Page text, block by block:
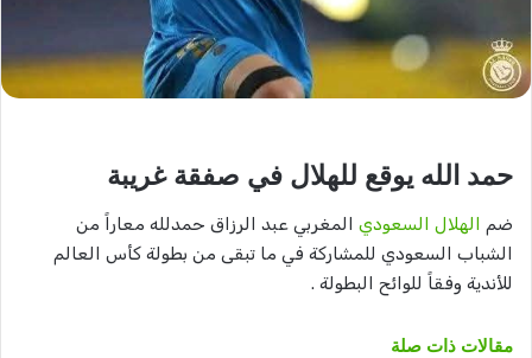
حمد الله يوقع للهلال في صفقة غريبة
ضم الهلال السعودي المغربي عبد الرزاق حمدلله معاراً من
الشباب السعودي للمشاركة في ما تبقى من بطولة كأس العالم
للأندية وفقاً للوائح البطولة .
مقالات ذات صلة